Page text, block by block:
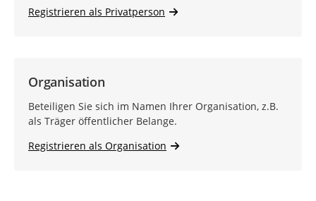
Registrieren als Privatperson
Organisation
Beteiligen Sie sich im Namen Ihrer Organisation, z.B.
als Träger öffentlicher Belange.
Registrieren als Organisation